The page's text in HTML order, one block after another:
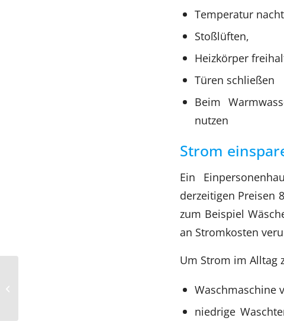
Temperatur
Stoßlüften,
Heizkörper
Türen schließen
Beim
nutzen
Strom
Ein
derzeitigen Preisen
zum Beispiel
an Stromkosten
Um Strom im Alltag
Waschmaschine
niedrige